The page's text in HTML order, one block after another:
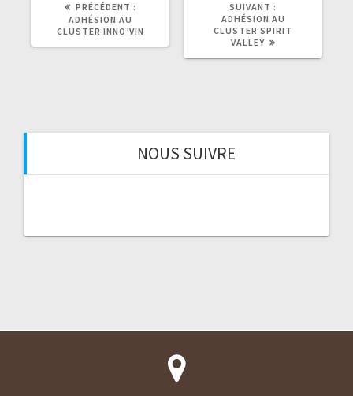
PRÉCÉDENT :
:
ADHÉSION AU
CLUSTER INNO’VIN
SUIVANT :
SUIVANT
:
ADHÉSION AU
CLUSTER SPIRIT
VALLEY
NOUS SUIVRE